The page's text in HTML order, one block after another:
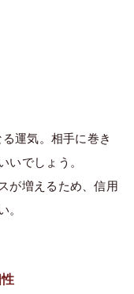
運気。相手に巻き
いでしょう。
が増えるため、信用
。